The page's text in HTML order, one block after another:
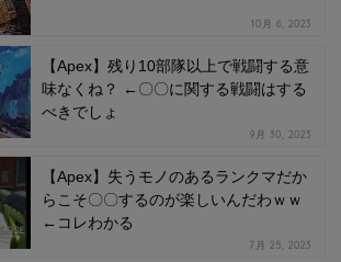
10月 6, 2023
【Apex】残り10部隊以上で戦闘する意
味なくね？ ←〇〇に関する戦闘はする
べきでしょ
9月 30, 2023
【Apex】失うモノのあるランクマだか
らこそ〇〇するのが楽しいんだわｗｗ
←コレわかる
7月 25, 2023